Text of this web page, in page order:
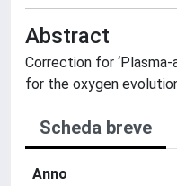
Abstract
Correction for
for the oxygen
Scheda breve
Anno